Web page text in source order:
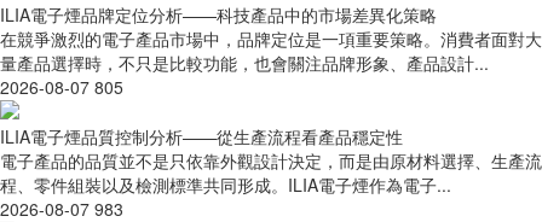
ILIA電子煙品牌定位分析——科技產品中的市場差異化策略
在競爭激烈的電子產品市場中，品牌定位是一項重要策略。消費者面對大
量產品選擇時，不只是比較功能，也會關注品牌形象、產品設計...
2026-08-07 805
ILIA電子煙品質控制分析——從生產流程看產品穩定性
電子產品的品質並不是只依靠外觀設計決定，而是由原材料選擇、生產流
程、零件組裝以及檢測標準共同形成。ILIA電子煙作為電子...
2026-08-07 983